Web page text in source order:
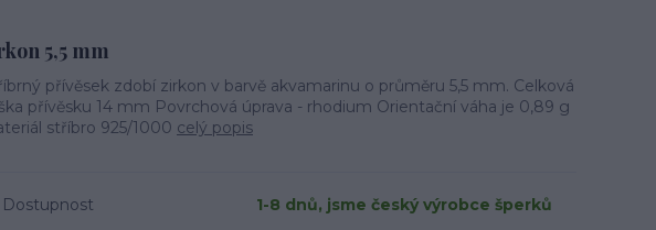
5,5 mm
přívěsek zdobí zirkon v barvě akvamarinu o průměru 5,5 mm. Celková
přívěsku 14 mm Povrchová úprava - rhodium Orientační váha je 0,89 g
stříbro 925/1000 celý popis
Dostupnost 1-8 dnů, jsme český výrobce šperků